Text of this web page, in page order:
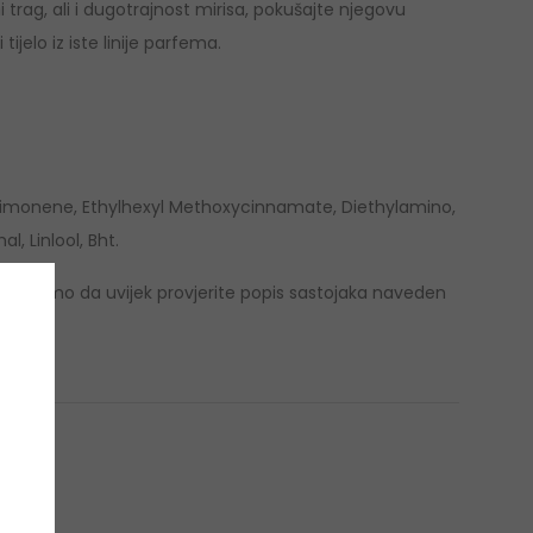
trag, ali i dugotrajnost mirisa, pokušajte njegovu
iz iste linije parfema.
Ethylhexyl Methoxycinnamate, Diethylamino,
Linlool, Bht.
da uvijek provjerite popis sastojaka naveden